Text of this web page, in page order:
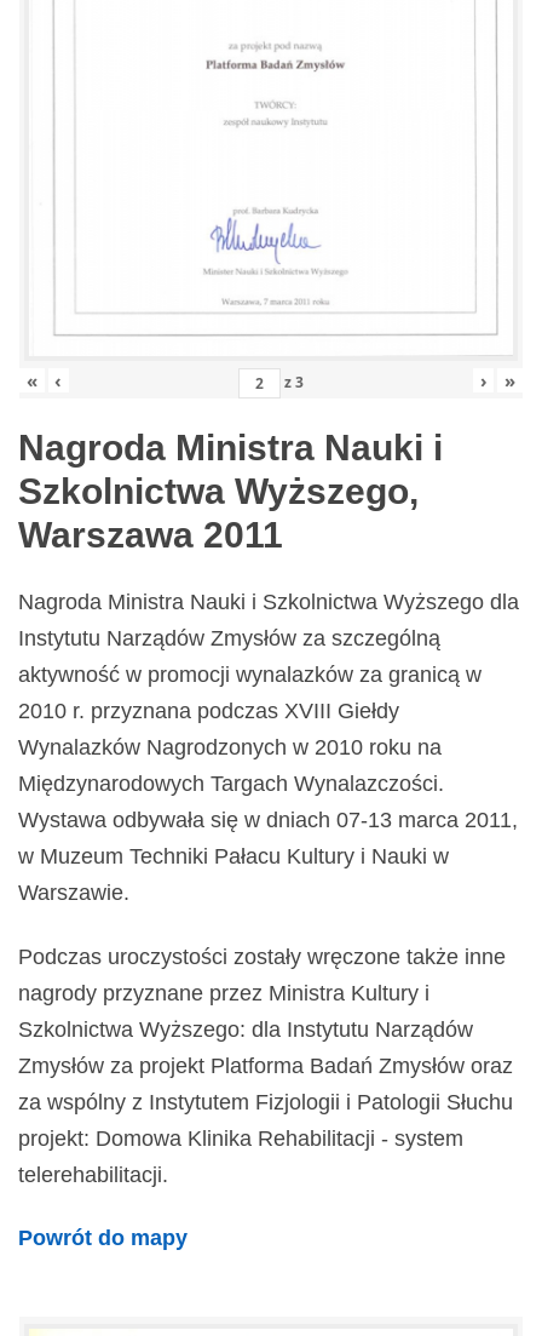
« ‹ z3 › »
Nagroda Ministra Nauki i
Szkolnictwa Wyższego,
Warszawa 2011
Nagroda Ministra Nauki i Szkolnictwa Wyższego dla
Instytutu Narządów Zmysłów za szczególną
aktywność w promocji wynalazków za granicą w
2010 r. przyznana podczas XVIII Giełdy
Wynalazków Nagrodzonych w 2010 roku na
Międzynarodowych Targach Wynalazczości.
Wystawa odbywała się w dniach 07-13 marca 2011,
w Muzeum Techniki Pałacu Kultury i Nauki w
Warszawie.
Podczas uroczystości zostały wręczone także inne
nagrody przyznane przez Ministra Kultury i
Szkolnictwa Wyższego: dla Instytutu Narządów
Zmysłów za projekt Platforma Badań Zmysłów oraz
za wspólny z Instytutem Fizjologii i Patologii Słuchu
projekt: Domowa Klinika Rehabilitacji - system
telerehabilitacji.
Powrót do mapy